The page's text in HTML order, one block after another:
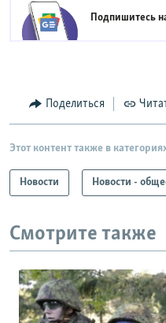
Подпишитесь
Поделиться
Этот контент также в
Новости Новости -
Смотрите также